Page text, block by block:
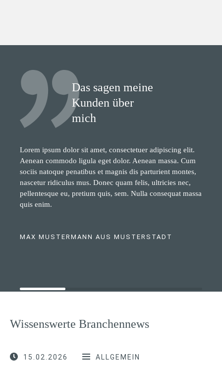
Das sagen meine
Kunden über
mich
Lorem ipsum dolor sit amet, consectetuer adipiscing elit.
Aenean commodo ligula eget dolor. Aenean massa. Cum
sociis natoque penatibus et magnis dis parturient montes,
nascetur ridiculus mus. Donec quam felis, ultricies nec,
pellentesque eu, pretium quis, sem. Nulla consequat massa
quis enim.
MAX MUSTERMANN AUS MUSTERSTADT
Wissenswerte Branchennews
15.02.2026 ALLGEMEIN